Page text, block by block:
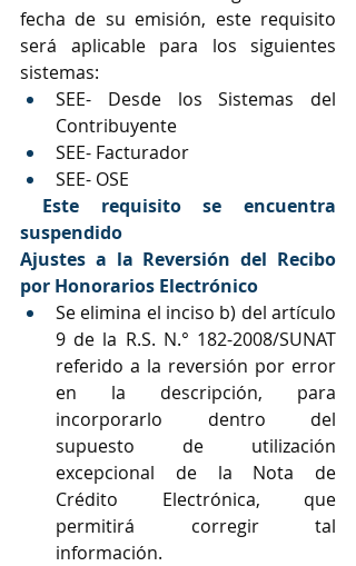
fecha de su emisión, este requisito
será aplicable para los siguientes
sistemas:
SEE- Desde los Sistemas del
Contribuyente
SEE- Facturador
SEE- OSE
Este requisito se encuentra
suspendido
Ajustes a la Reversión del Recibo
por Honorarios Electrónico
Se elimina el inciso b) del artículo
9 de la R.S. N.° 182-2008/SUNAT
referido a la reversión por error
en la descripción, para
incorporarlo dentro del
supuesto de utilización
excepcional de la Nota de
Crédito Electrónica, que
permitirá corregir tal
información.